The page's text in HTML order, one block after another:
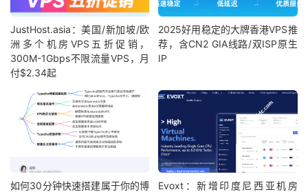
JustHost.asia：美国/新加坡/欧
洲多个机房VPS五折促销，
300M-1Gbps不限流量VPS，月
付$2.34起
2025好用稳定的大牌香港VPS推
荐，含CN2 GIA线路/双ISP原生
IP
如何30分钟快速搭建属于你的博
Evoxt：新增印度尼西亚机房